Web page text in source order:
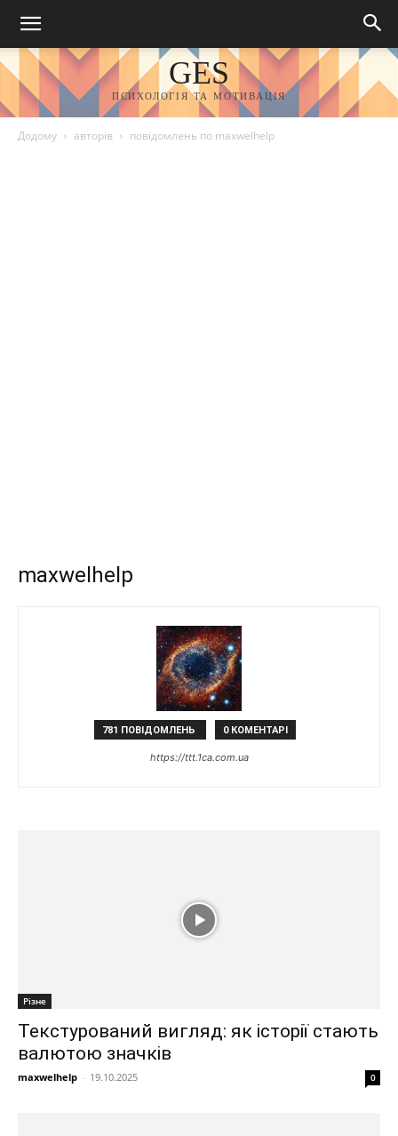
GES
ПСИХОЛОГІЯ ТА МОТИВАЦІЯ
Додому авторів повідомлень по maxwelhelp
maxwelhelp
781 ПОВІДОМЛЕНЬ 0 КОМЕНТАРІ
https://ttt.1ca.com.ua
Різне
Текстурований вигляд: як історії стають
валютою значків
maxwelhelp - 19.10.2025 0